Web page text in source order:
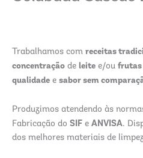
Trabalhamos com receitas
concentração de leite e/ou frutas
qualidade e sabor sem
Produzimos atendendo às
Fabricação do SIF e ANVISA.
dos melhores materiais de